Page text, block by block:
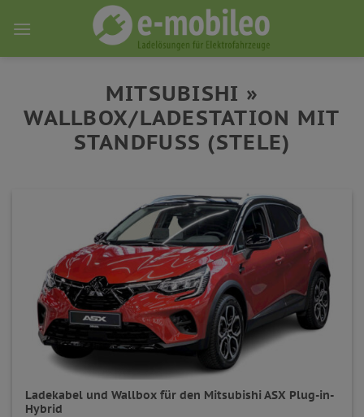
MITSUBISHI »
WALLBOX/LADESTATION MIT
STANDFUSS (STELE)
Ladekabel und Wallbox für den Mitsubishi ASX Plug-in-
Hybrid